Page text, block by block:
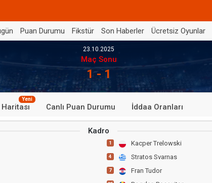
Puan Durumu Fikstür Son Haberler Ücretsiz Oyunlar
23.10.2025
Maç Sonu
1 - 1
Yeni
Canlı Puan Durumu İddaa Oranları
Kadro
1 Kacper Trelowski
4 Stratos Svarnas
7 Fran Tudor